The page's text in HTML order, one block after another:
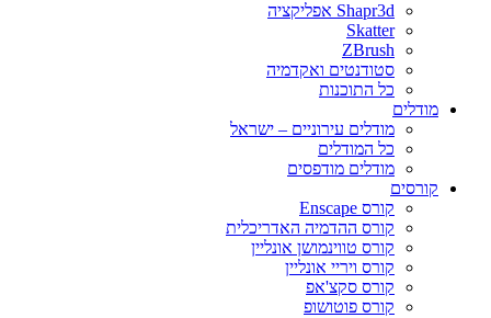
Shapr3d אפליקציה
Skatter
ZBrush
סטודנטים ואקדמיה
כל התוכנות
מודלים
מודלים עירוניים – ישראל
כל המודלים
מודלים מודפסים
קורסים
קורס Enscape
קורס ההדמיה האדריכלית
קורס טווינמושן אונליין
קורס ויריי אונליין
קורס סקצ'אפ
קורס פוטושופ